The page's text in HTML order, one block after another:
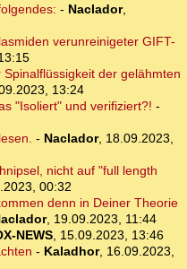
- Naclador,
verunreinigeter GIFT-
der gelähmten
13:24
"Isoliert" und verifiziert?! -
- Naclador, 18.09.2023,
nicht auf "full length
00:32
denn in Deiner Theorie
, 19.09.2023, 11:44
NEWS, 15.09.2023, 13:46
- Kaladhor, 16.09.2023,